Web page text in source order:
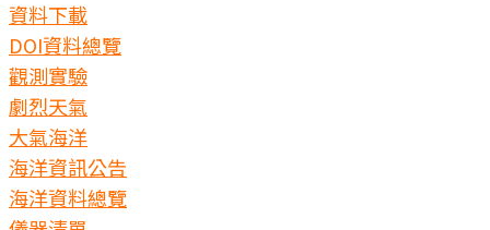
資料下載
DOI資料總覽
觀測實驗
劇烈天氣
大氣海洋
海洋資訊公告
海洋資料總覽